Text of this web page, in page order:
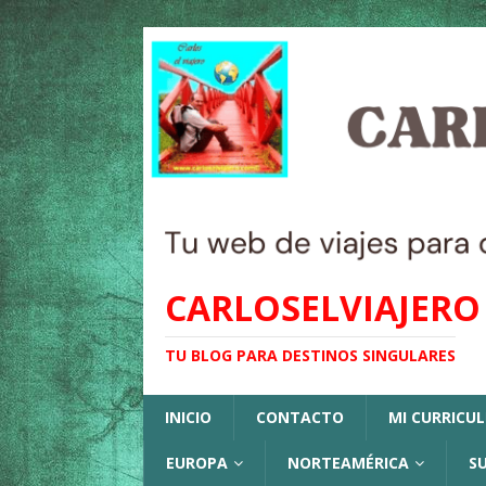
CARLOSELVIAJERO
TU BLOG PARA DESTINOS SINGULARES
INICIO CONTACTO MI
EUROPA NORTEAMÉRICA